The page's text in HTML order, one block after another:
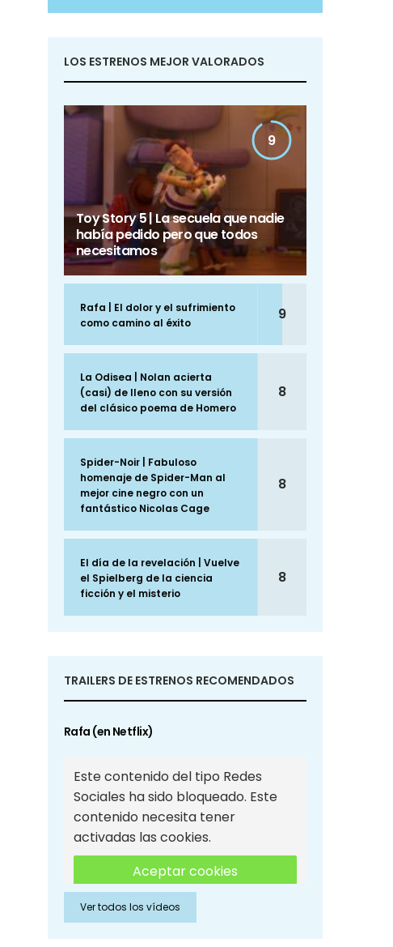
LOS ESTRENOS MEJOR VALORADOS
9
Toy Story 5 | La secuela que nadie
había pedido pero que todos
necesitamos
Rafa | El dolor y el sufrimiento
como camino al éxito
9
La Odisea | Nolan acierta
(casi) de lleno con su versión
del clásico poema de Homero
8
Spider-Noir | Fabuloso
homenaje de Spider-Man al
mejor cine negro con un
fantástico Nicolas Cage
8
El día de la revelación | Vuelve
el Spielberg de la ciencia
ficción y el misterio
8
TRAILERS DE ESTRENOS RECOMENDADOS
Rafa (en Netflix)
Este contenido del tipo Redes
Sociales ha sido bloqueado. Este
contenido necesita tener
activadas las cookies.
Aceptar cookies
Aceptar cookies de Redes
Sociales
Ver todos los vídeos